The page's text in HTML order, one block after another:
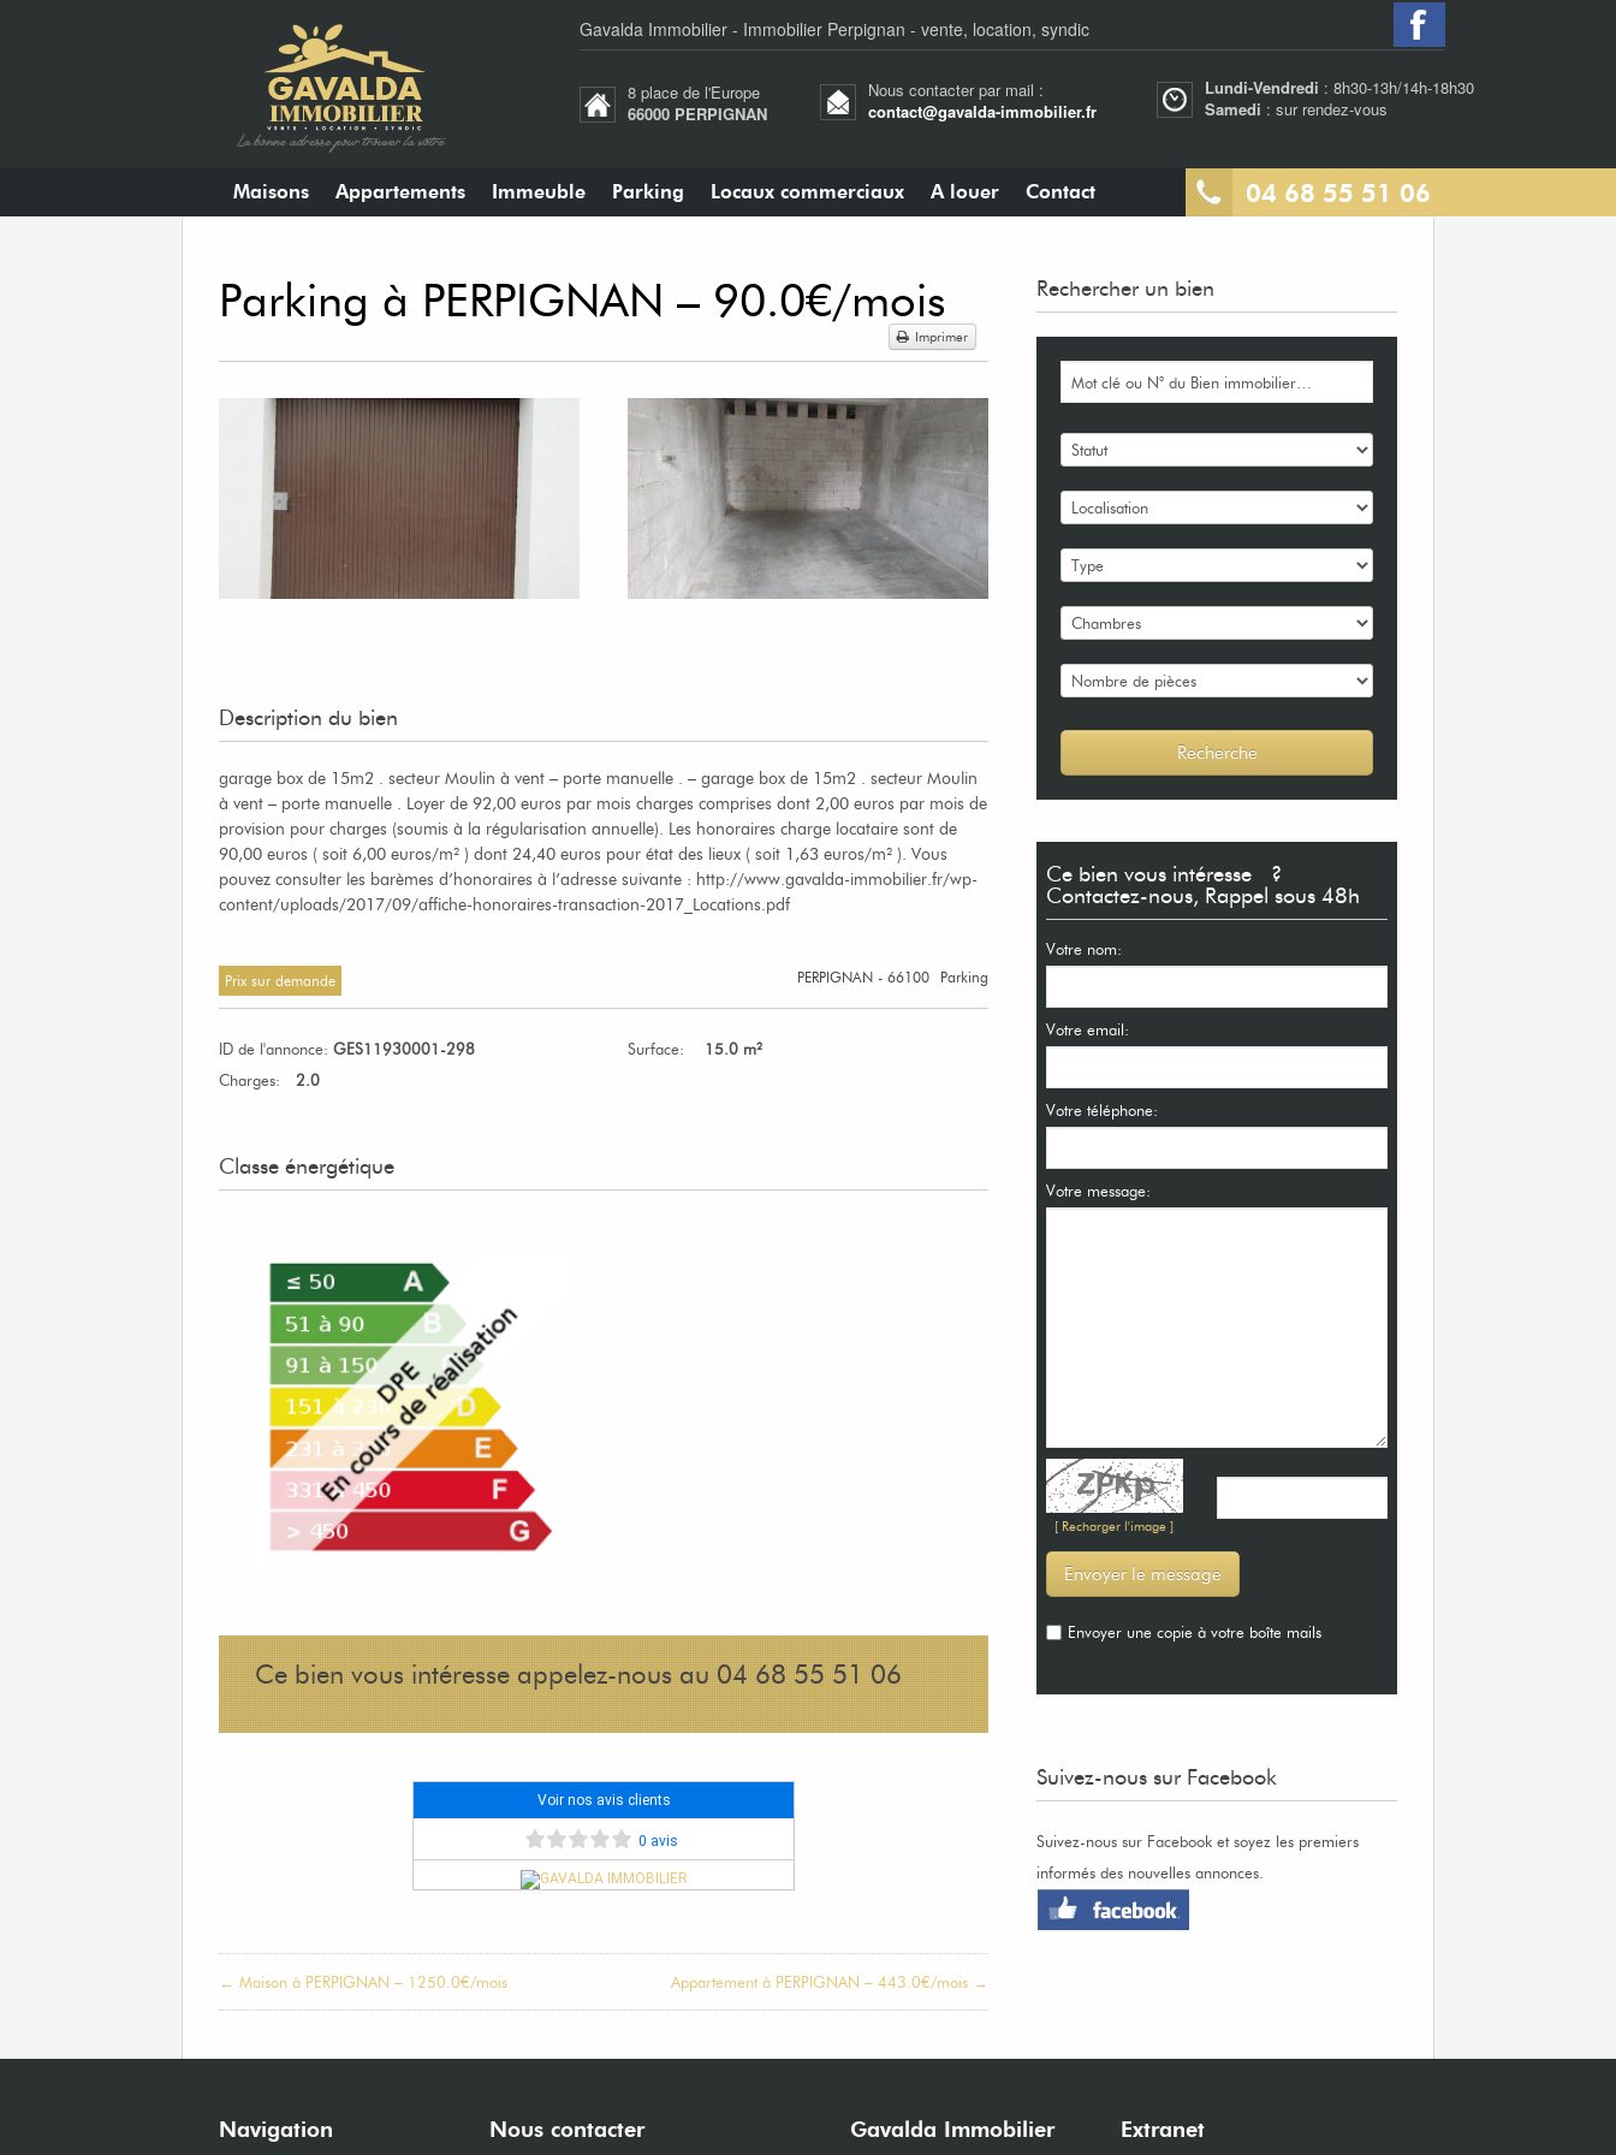
Gavalda Immobilier - Immobilier Perpignan - vente, location, syndic
8 place de l'Europe
66000 PERPIGNAN
Nous contacter par mail :
contact@gavalda-immobilier.fr
Lundi-Vendredi : 8h30-13h/14h-18h30
Samedi : sur rendez-vous
04 68 55 51 06
Maisons Appartements Immeuble Parking Locaux commerciaux A louer Contact
Parking à PERPIGNAN – 90.0€/mois
Imprimer
Description du bien
garage box de 15m2 . secteur Moulin à vent – porte manuelle . – garage box de 15m2 . secteur Moulin
à vent – porte manuelle . Loyer de 92,00 euros par mois charges comprises dont 2,00 euros par mois de
provision pour charges (soumis à la régularisation annuelle). Les honoraires charge locataire sont de
90,00 euros ( soit 6,00 euros/m² ) dont 24,40 euros pour état des lieux ( soit 1,63 euros/m² ). Vous
pouvez consulter les barèmes d’honoraires à l’adresse suivante : http://www.gavalda-immobilier.fr/wp-
content/uploads/2017/09/affiche-honoraires-transaction-2017_Locations.pdf
Prix sur demande PERPIGNAN - 66100 Parking
ID de l'annonce: GES11930001-298 Surface:
15.0 m²
Charges:
2.0
Classe énergétique
Ce bien vous intéresse appelez-nous au 04 68 55 51 06
Voir nos avis clients
0 avis
← Maison à PERPIGNAN – 1250.0€/mois Appartement à PERPIGNAN – 443.0€/mois →
Rechercher un bien
Ce bien vous intéresse ?
Contactez-nous, Rappel sous 48h
Votre nom:
Votre email:
Votre téléphone:
Votre message:
[ Recharger l'image ]
Envoyer une copie à votre boîte mails
Suivez-nous sur Facebook
Suivez-nous sur Facebook et soyez les premiers
informés des nouvelles annonces.
Navigation Nous contacter Gavalda Immobilier Extranet